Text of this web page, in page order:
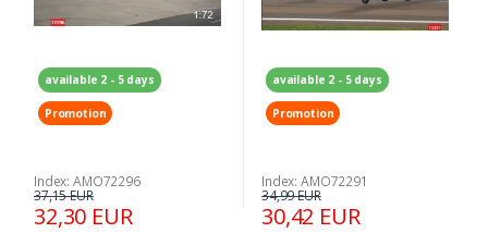
available 2 - 5 days
Promotion
Index: AMO72296
32,30 EUR
37,15 EUR
available 2 - 5 days
Promotion
Index: AMO72291
30,42 EUR
34,99 EUR